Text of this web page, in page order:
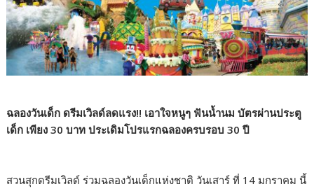
ฉลองวันเด็ก ดรีมเวิลด์ลดแรง!! เอาใจหนูๆ ฟันน้ำนม บัตรผ่านประตู
เด็ก เพียง 30 บาท ประเดิมโปรแรกฉลองครบรอบ 30 ปี
สวนสุกดรีมเวิลด์ ร่วมฉลองวันเด็กแห่งชาติ วันเสาร์ ที่ 14 มกราคม นี้